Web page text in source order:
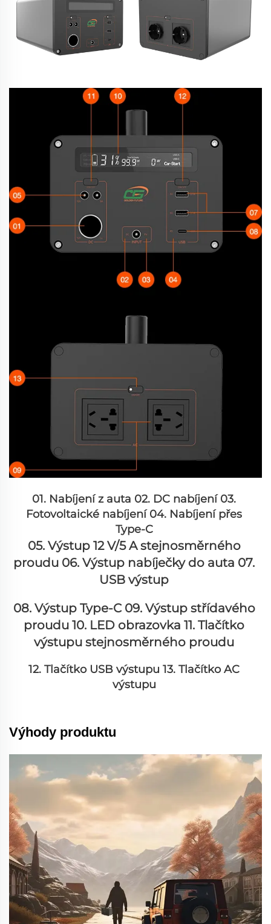
01. Nabíjení z auta 02. DC nabíjení 03.
Fotovoltaické nabíjení 04. Nabíjení přes
Type-C
05. Výstup 12 V/5 A stejnosměrného
proudu 06. Výstup nabíječky do auta 07.
USB výstup
08. Výstup Type-C 09. Výstup střídavého
proudu 10. LED obrazovka 11. Tlačítko
výstupu stejnosměrného proudu
12. Tlačítko USB výstupu 13. Tlačítko AC
výstupu
Výhody produktu